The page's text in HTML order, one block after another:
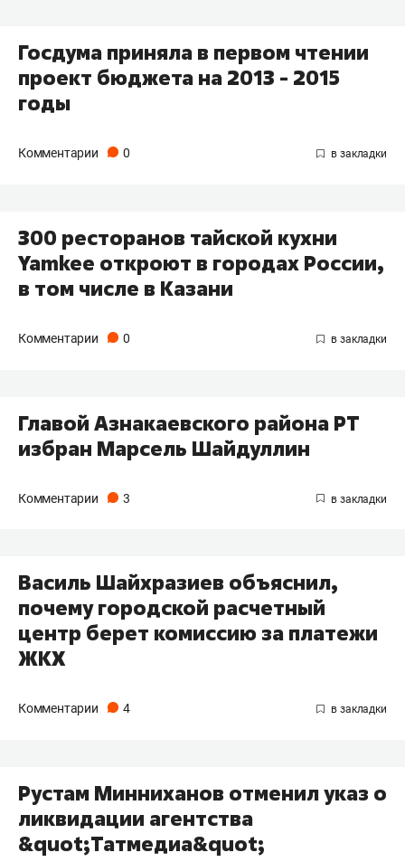
Госдума приняла в первом чтении
проект бюджета на 2013 - 2015
годы
Комментарии 0
300 ресторанов тайской кухни
Yamkeе откроют в городах России,
в том числе в Казани
Комментарии 0
Главой Азнакаевского района РТ
избран Марсель Шайдуллин
Комментарии 3
Василь Шайхразиев объяснил,
почему городской расчетный
центр берет комиссию за платежи
ЖКХ
Комментарии 4
Рустам Минниханов отменил указ о
ликвидации агентства
&quot;Татмедиа&quot;